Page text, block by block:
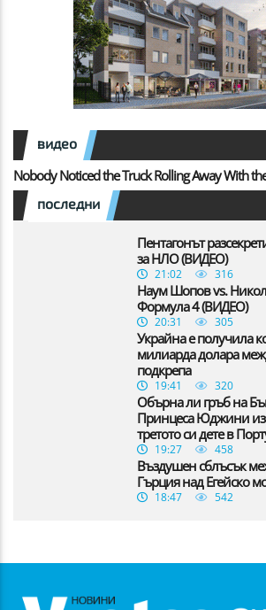
видео
Nobody Noticed the Truck Rolling Away With
последни
Пентагонът
за НЛО (ВИДЕО)
21:02 316
Наум Шопов vs.
Формула 4 (ВИДЕО)
20:31 305
Украйна е получила
милиарда долара
подкрепа
19:41 320
Обърна ли гръб на
Принцеса Юджини
третото си дете в
19:27 458
Въздушен сблъсък
Гърция над Егейско
18:47 542